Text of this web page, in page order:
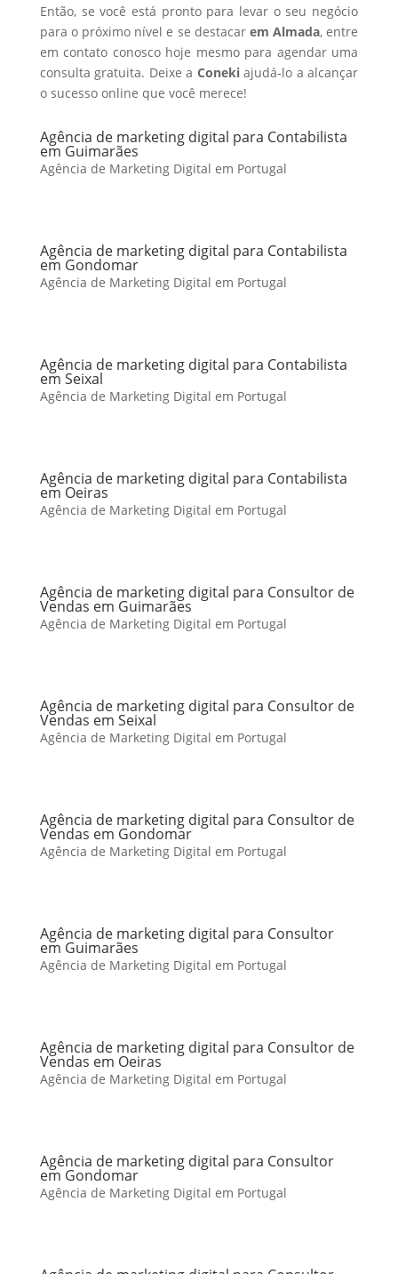
Então, se você está pronto para levar o seu negócio
para o próximo nível e se destacar em Almada, entre
em contato conosco hoje mesmo para agendar uma
consulta gratuita. Deixe a Conekiajudá-lo a alcançar
o sucesso online que você merece!
Agência de marketing digital para Contabilista
em Guimarães
Agência de Marketing Digital em Portugal
Agência de marketing digital para Contabilista
em Gondomar
Agência de Marketing Digital em Portugal
Agência de marketing digital para Contabilista
em Seixal
Agência de Marketing Digital em Portugal
Agência de marketing digital para Contabilista
em Oeiras
Agência de Marketing Digital em Portugal
Agência de marketing digital para Consultor de
Vendas em Guimarães
Agência de Marketing Digital em Portugal
Agência de marketing digital para Consultor de
Vendas em Seixal
Agência de Marketing Digital em Portugal
Agência de marketing digital para Consultor de
Vendas em Gondomar
Agência de Marketing Digital em Portugal
Agência de marketing digital para Consultor
em Guimarães
Agência de Marketing Digital em Portugal
Agência de marketing digital para Consultor de
Vendas em Oeiras
Agência de Marketing Digital em Portugal
Agência de marketing digital para Consultor
em Gondomar
Agência de Marketing Digital em Portugal